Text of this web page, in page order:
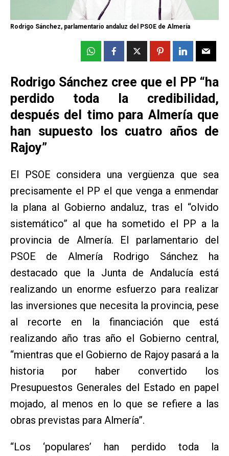
Rodrigo Sánchez, parlamentario andaluz del PSOE de Almería
Rodrigo Sánchez cree que el PP “ha
perdido toda la credibilidad,
después del timo para Almería que
han supuesto los cuatro años de
Rajoy”
El PSOE considera una vergüenza que sea
precisamente el PP el que venga a enmendar
la plana al Gobierno andaluz, tras el “olvido
sistemático” al que ha sometido el PP a la
provincia de Almería. El parlamentario del
PSOE de Almería Rodrigo Sánchez ha
destacado que la Junta de Andalucía está
realizando un enorme esfuerzo para realizar
las inversiones que necesita la provincia, pese
al recorte en la financiación que está
realizando año tras año el Gobierno central,
“mientras que el Gobierno de Rajoy pasará a la
historia por haber convertido los
Presupuestos Generales del Estado en papel
mojado, al menos en lo que se refiere a las
obras previstas para Almería”.
“Los ‘populares’ han perdido toda la